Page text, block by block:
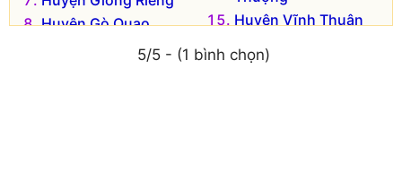
Cà Mau
Cao Bằng
Quảng Trị
Sóc Trăng
Huyện Gò Quao
Huyện Vĩnh Thuận
5/5 - (1 bình chọn)